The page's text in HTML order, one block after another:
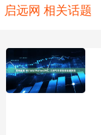
启远网 相关话题